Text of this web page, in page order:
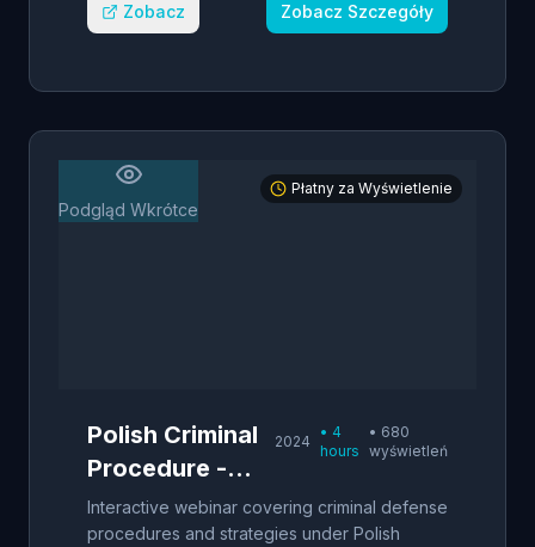
Zobacz Zobacz Szczegóły
Podgląd Wkrótce
Płatny za Wyświetlenie
Polish Criminal
Procedure -
Defense
Strategies
2024
• 4
hours
• 680
wyświetleń
Interactive webinar covering criminal defense
procedures and strategies under Polish